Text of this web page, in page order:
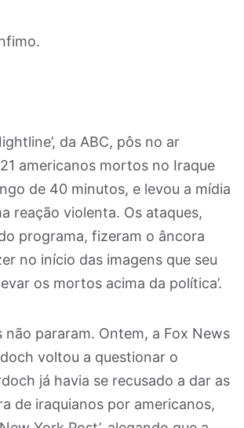
da ABC, pôs no ar
americanos mortos no Iraque
de 40 minutos, e levou a mídia
reação violenta. Os ataques,
programa, fizeram o âncora
no início das imagens que seu
os mortos acima da política’.
não pararam. Ontem, a Fox News
voltou a questionar o
já havia se recusado a dar as
de iraquianos por americanos,